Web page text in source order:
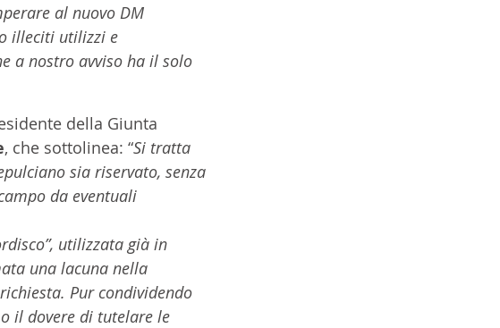
al nuovo DM
illeciti utilizzi e
a nostro avviso ha il solo
della Giunta
, che sottolinea: “Si tratta
sia riservato, senza
da eventuali
utilizzata già in
una lacuna nella
Pur condividendo
il dovere di tutelare le